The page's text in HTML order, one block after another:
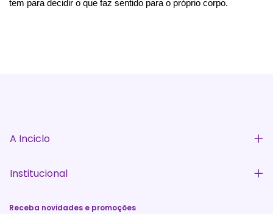
tem para decidir o que faz sentido para o próprio corpo.
A Inciclo
Institucional
Receba novidades e promoções